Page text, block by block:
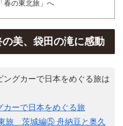
春の東北旅」へ
美、袋田の滝に感動
ングカーで日本をめぐる旅は
カーで日本をめぐる旅
旅 茨城編⑤ 舟納豆と奥久